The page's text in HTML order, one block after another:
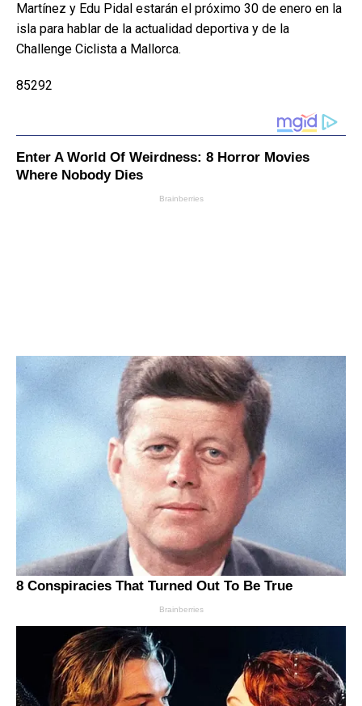
Martínez y Edu Pidal estarán el próximo 30 de enero en la
isla para hablar de la actualidad deportiva y de la
Challenge Ciclista a Mallorca.
85292